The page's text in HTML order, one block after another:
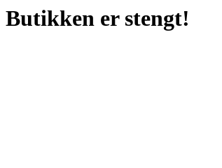
Butikken er stengt!